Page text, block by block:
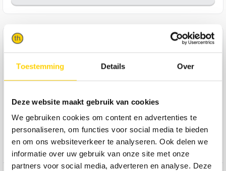
Toestemming Details Over
Deze website maakt gebruik van cookies
We gebruiken cookies om content en advertenties te
personaliseren, om functies voor social media te bieden
en om ons websiteverkeer te analyseren. Ook delen we
informatie over uw gebruik van onze site met onze
partners voor social media, adverteren en analyse. Deze
Product omschrijving
fauteuil waar je heel wat jaren mee vooruit kunt! De zit- en
rugvulling van Kiran bestaan namelijk uit polyether, wat
robuuste uiterlijk van fauteuil Kiran maakt 'm super
sfeervol en de zwart metalen poten geven de stoel een stoer
tintje. Deze fauteuil is 72x86x86 cm groot en is
verkrijgbaar in veel stoffen en kleuren, zodat hij goed past
bij de rest van je interieur. Een echte musthave!